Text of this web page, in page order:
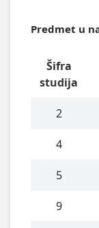
Predmet u
Šifra
studija
2
4
5
9